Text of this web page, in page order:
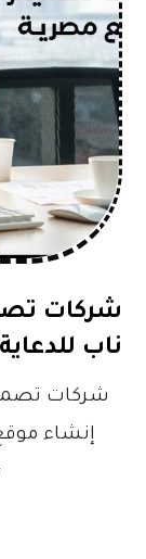
شركات
ناب
شركات
إنشاء